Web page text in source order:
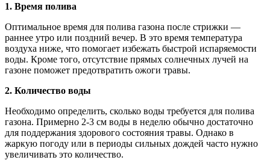
1. Время полива
Оптимальное время для полива газона после стрижки —
раннее утро или поздний вечер. В это время температура
воздуха ниже, что помогает избежать быстрой испаряемости
воды. Кроме того, отсутствие прямых солнечных лучей на
газоне поможет предотвратить ожоги травы.
2. Количество воды
Необходимо определить, сколько воды требуется для полива
газона. Примерно 2-3 см воды в неделю обычно достаточно
для поддержания здорового состояния травы. Однако в
жаркую погоду или в периоды сильных дождей часто нужно
увеличивать это количество.